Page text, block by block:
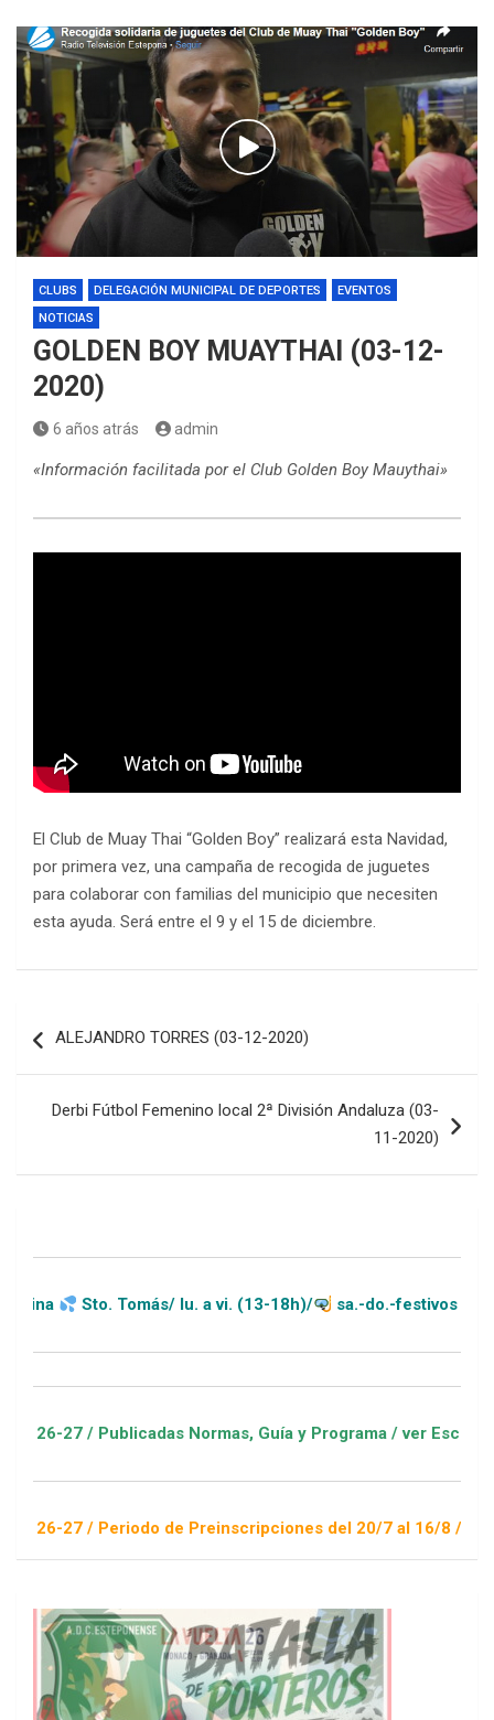
CLUBS DELEGACIÓN MUNICIPAL DE DEPORTES
EVENTOS
NOTICIAS
GOLDEN BOY MUAYTHAI (03-12-
2020)
6 años atrás admin
«Información facilitada por el Club Golden Boy Mauythai»
El Club de Muay Thai “Golden Boy” realizará esta Navidad,
por primera vez, una campaña de recogida de juguetes
para colaborar con familias del municipio que necesiten
esta ayuda. Será entre el 9 y el 15 de diciembre.
de
ALEJANDRO TORRES (03-12-2020)
Derbi Fútbol Femenino local 2ª División Andaluza (03-
11-2020)
Tomás/ lu. a vi. (13-18h)/ sa.-do.-festivos (11-20h)
/ Publicadas Normas, Guía y Programa / ver Escuelas
/ Periodo de Preinscripciones del 20/7 al 16/8 / Sorteo 1 de